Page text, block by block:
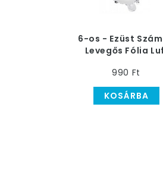
6-os - Ezüst
Levegős Fólia
990 Ft
KOSÁRBA